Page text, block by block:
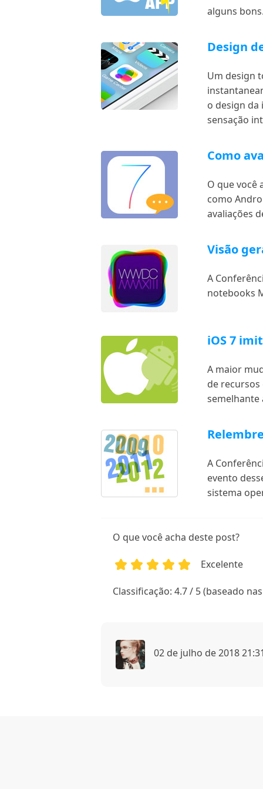
alguns
Design
Um design
o design da
sensação
Como
O que você
como
avaliações
Visão
A
notebooks
iOS 7
A maior
de
semelhante
A
evento
sistema
O que você acha deste post?
1 4 5
Excelente
Classificação: 4.7 / 5 (baseado
02 de julho de 2018